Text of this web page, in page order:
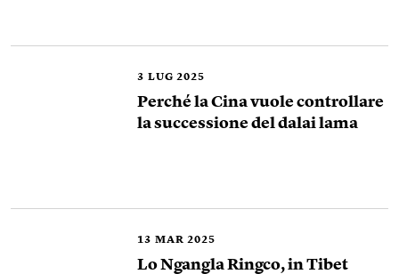
3 LUG 2025
Perché la Cina vuole controllare
la successione del dalai lama
13 MAR 2025
Lo Ngangla Ringco, in Tibet